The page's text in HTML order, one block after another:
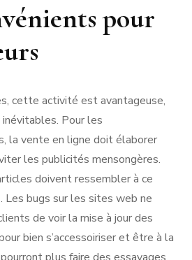
pour
cette activité est avantageuse,
Pour les
la vente en ligne doit élaborer
les publicités mensongères.
doivent ressembler à ce
Les bugs sur les sites web ne
de voir la mise à jour des
bien s’accessoiriser et être à la